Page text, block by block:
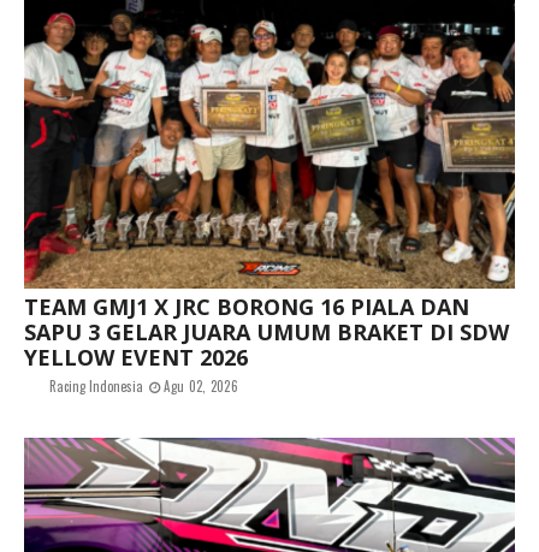
TEAM GMJ1 X JRC BORONG 16 PIALA DAN
SAPU 3 GELAR JUARA UMUM BRAKET DI SDW
YELLOW EVENT 2026
Racing Indonesia Agu 02, 2026